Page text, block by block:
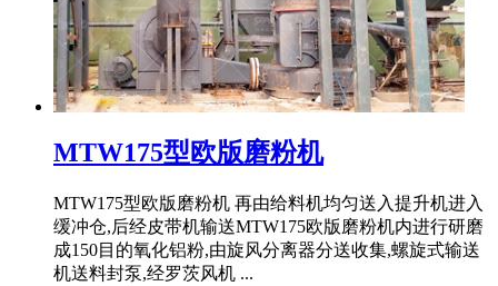
MTW175型欧版磨粉机
MTW175型欧版磨粉机 再由给料机均匀送入提升机进入
缓冲仓,后经皮带机输送MTW175欧版磨粉机内进行研磨
成150目的氧化铝粉,由旋风分离器分送收集,螺旋式输送
机送料封泵,经罗茨风机 ...